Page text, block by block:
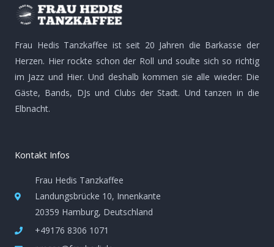
o
o
k
f
Frau Hedis Tanzkaffee ist seit 20 Jahren die Barkasse der
Herzen. Hier rockte schon der Roll und soulte sich so richtig
im Jazz und Hier. Und deshalb kommen sie alle wieder: Die
Gäste, Bands, DJs und Clubs der Stadt. Und tanzen in die
Elbnacht.
Kontakt Infos
Frau Hedis Tanzkaffee
Landungsbrücke 10, Innenkante
20359 Hamburg, Deutschland
+49176 8306 1071